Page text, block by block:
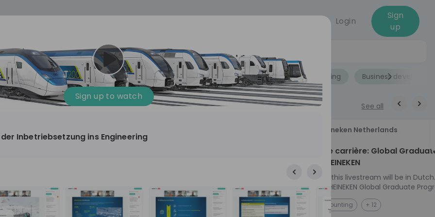
Login
Sign
up
Company culture Day in the life Events Jobs Role Accounting Business
See all
12
Program
passionate
and creating lasting
Explorers
+ 13
ideas to real impact? Luca leads IT demand
and delivery at Sunrise, reporting directly to the
CIO. His current mission: bringing AI into every
Information technology
Heineken Netherlands
Kickstart je carrière: Global
Program HEINEKEN
Please note: this livestream will be in Dutch.
Ontdek het HEINEKEN Global Graduate
Jouw Wereldwijde Carrière Start Hier! 🌍 Ben jij
klaar voor een avontuur dat jouw carrière
NL Accounting + 12
Sign up to watch
Inbetriebsetzung ins Engineering